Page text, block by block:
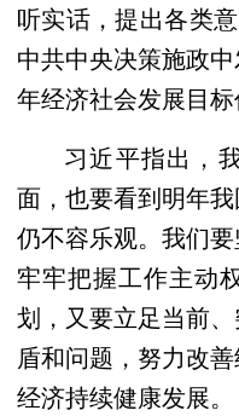
听实话，提出各类
中共中央决策施政
年经济社会发展目标
习近平指出，
面，也要看到明年
仍不容乐观。我们
牢牢把握工作主动
划，又要立足当前
盾和问题，努力改
经济持续健康发展。